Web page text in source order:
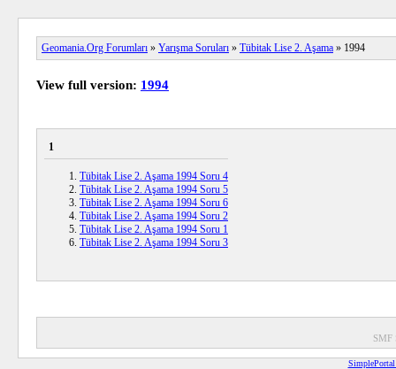
Geomania.Org Forumları » Yarışma Soruları » Tübitak Lise 2. Aşama » 1994
View full version: 1994
1
Tübitak Lise 2. Aşama 1994 Soru 4
Tübitak Lise 2. Aşama 1994 Soru 5
Tübitak Lise 2. Aşama 1994 Soru 6
Tübitak Lise 2. Aşama 1994 Soru 2
Tübitak Lise 2. Aşama 1994 Soru 1
Tübitak Lise 2. Aşama 1994 Soru 3
SMF